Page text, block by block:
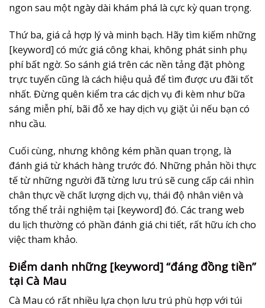
ngon sau một ngày dài khám phá là cực kỳ quan trọng.
Thứ ba, giá cả hợp lý và minh bạch. Hãy tìm kiếm những
[keyword] có mức giá công khai, không phát sinh phụ
phí bất ngờ. So sánh giá trên các nền tảng đặt phòng
trực tuyến cũng là cách hiệu quả để tìm được ưu đãi tốt
nhất. Đừng quên kiểm tra các dịch vụ đi kèm như bữa
sáng miễn phí, bãi đỗ xe hay dịch vụ giặt ủi nếu bạn có
nhu cầu.
Cuối cùng, nhưng không kém phần quan trọng, là
đánh giá từ khách hàng trước đó. Những phản hồi thực
tế từ những người đã từng lưu trú sẽ cung cấp cái nhìn
chân thực về chất lượng dịch vụ, thái độ nhân viên và
tổng thể trải nghiệm tại [keyword] đó. Các trang web
du lịch thường có phần đánh giá chi tiết, rất hữu ích cho
việc tham khảo.
Điểm danh những [keyword] “đáng đồng tiền”
tại Cà Mau
Cà Mau có rất nhiều lựa chọn lưu trú phù hợp với túi